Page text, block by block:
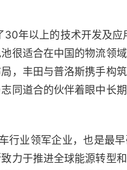
30年以上的技术开发及
很适合在中国的物流领
，丰田与普洛斯携手构
同道合的伙伴着眼中长
行业领军企业，也是最
力于推进全球能源转型